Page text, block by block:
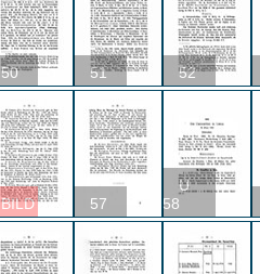
50 51 52
BILD 57
U
58